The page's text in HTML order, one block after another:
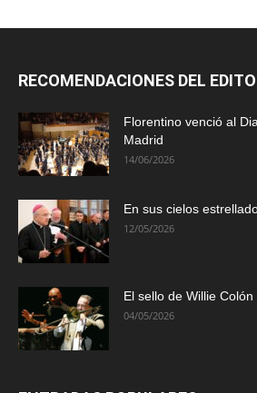
RECOMENDACIONES DEL
Florentino venció al
Madrid
14/06/2026
En sus cielos
12/05/2026
El sello de Willie
04/05/2026